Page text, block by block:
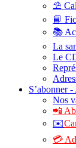
⛱️
📘
📚
La
Le
S’abonner
Nos
📲
✉️
💳